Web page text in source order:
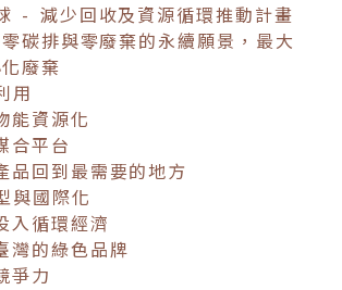
- 減少回收及資源循環推動計畫
碳排與零廢棄的永續願景，最大
廢棄
用
能資源化
合平台
品回到最需要的地方
與國際化
入循環經濟
灣的綠色品牌
爭力